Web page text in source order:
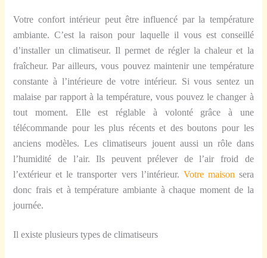
Votre confort intérieur peut être influencé par la température
ambiante. C’est la raison pour laquelle il vous est conseillé
d’installer un climatiseur. Il permet de régler la chaleur et la
fraîcheur. Par ailleurs, vous pouvez maintenir une température
constante à l’intérieure de votre intérieur. Si vous sentez un
malaise par rapport à la température, vous pouvez le changer à
tout moment. Elle est réglable à volonté grâce à une
télécommande pour les plus récents et des boutons pour les
anciens modèles. Les climatiseurs jouent aussi un rôle dans
l’humidité de l’air. Ils peuvent prélever de l’air froid de
l’extérieur et le transporter vers l’intérieur. Votre maison sera
donc frais et à température ambiante à chaque moment de la
journée.
Il existe plusieurs types de climatiseurs